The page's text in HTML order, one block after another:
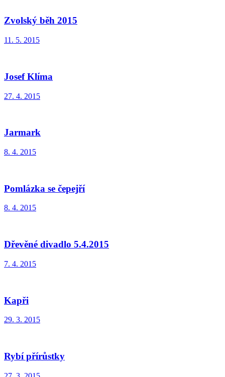
Zvolský běh 2015
11. 5. 2015
Josef Klíma
27. 4. 2015
Jarmark
8. 4. 2015
Pomlázka se čepejří
8. 4. 2015
Dřevěné divadlo 5.4.2015
7. 4. 2015
Kapři
29. 3. 2015
Rybí přírůstky